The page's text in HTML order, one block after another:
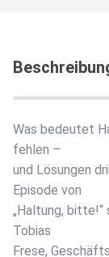
Was bedeutet
fehlen –
und Lösungen
Episode von
„Haltung,
Tobias
Frese,